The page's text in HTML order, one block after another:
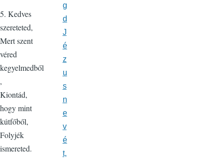
5. Kedves
szereteted,
Mert szent
véred
kegyelmedből
,
Kiontád,
hogy mint
kútfőből,
Folyjék
ismereted.
g
d
J
é
z
u
s
n
e
v
é
t,